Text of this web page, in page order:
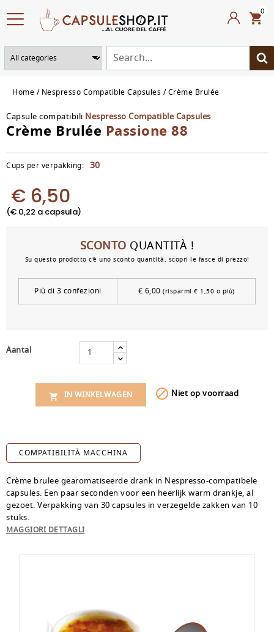
0
Home Nespresso Compatible Capsules Crème Brulée
Capsule compatibili Nespresso Compatible Capsules
Crème Brulée Passione 88
Cups per verpakking: 30
€ 6,50
(€ 0,22 a capsula)
SCONTO QUANTITÀ !
Su questo prodotto c'è uno sconto quantità, scopri le fasce di prezzo!
Più di 3 confezioni € 6,00 (risparmi € 1,50 o più)
Aantal
 IN WINKELWAGEN  Niet op voorraad
COMPATIBILITÀ MACCHINA
Crème brulee gearomatiseerde drank in Nespresso-compatibele
capsules. Een paar seconden voor een heerlijk warm drankje, al
gezoet. Verpakking van 30 capsules in verzegelde zakken van 10
stuks.
MAGGIORI DETTAGLI